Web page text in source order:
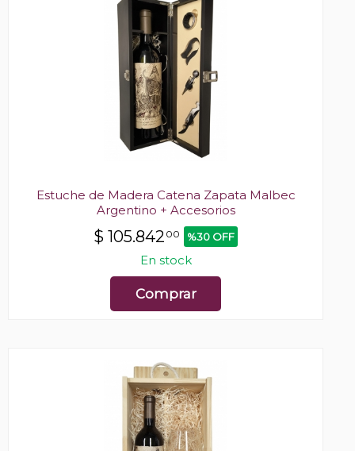
Estuche de Madera Catena Zapata Malbec
Argentino + Accesorios
$ 105.842 00 %30 OFF
En stock
Comprar